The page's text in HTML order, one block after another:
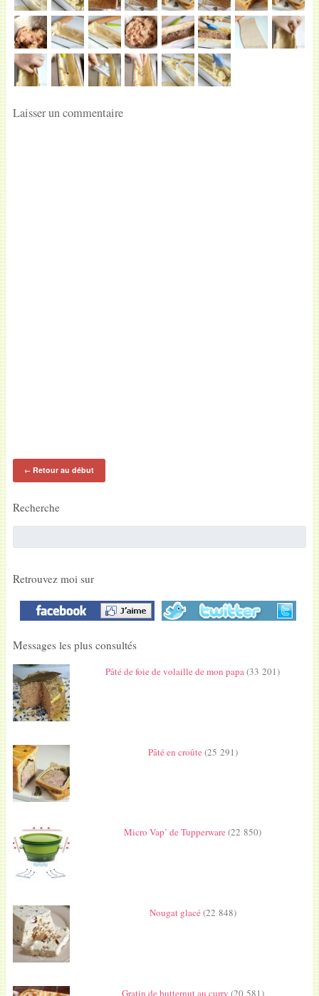
Laisser un commentaire
←Retour au début
Recherche
Retrouvez moi sur
Messages les plus consultés
Pâté de foie de volaille de mon papa(33 201)
Pâté en croûte(25 291)
Micro Vap’ de Tupperware(22 850)
Nougat glacé(22 848)
Gratin de butternut au curry (20 581)